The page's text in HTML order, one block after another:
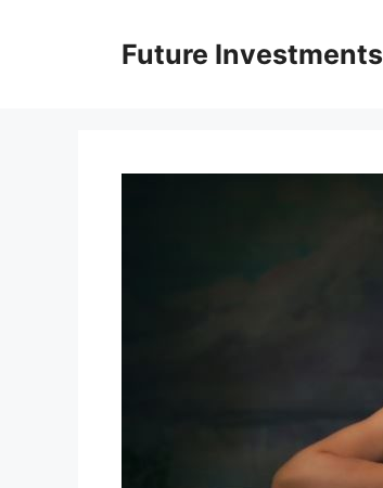
Future Investments